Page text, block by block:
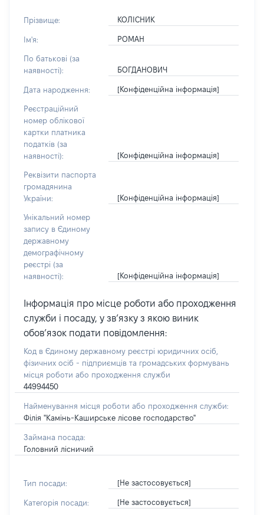
Прізвище: КОЛІСНИК
Ім'я: РОМАН
По батькові (за
наявності):
БОГДАНОВИЧ
Дата народження: [Конфіденційна інформація]
Реєстраційний
номер облікової
картки платника
податків (за
наявності):
[Конфіденційна інформація]
Реквізити паспорта
громадянина
України:
[Конфіденційна інформація]
Унікальний номер
запису в Єдиному
державному
демографічному
реєстрі (за
наявності):
[Конфіденційна інформація]
Інформація про місце роботи або проходження
служби і посаду, у зв’язку з якою виник
обов’язок подати повідомлення:
Код в Єдиному державному реєстрі юридичних осіб,
фізичних осіб - підприємців та громадських формувань
місця роботи або проходження служби
44994450
Найменування місця роботи або проходження служби:
Філія "Камінь-Каширське лісове господарство"
Займана посада:
Головний лісничий
Тип посади: [Не застосовується]
Категорія посади: [Не застосовується]